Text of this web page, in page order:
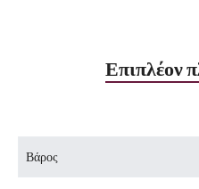
Επιπλέον
Βάρος